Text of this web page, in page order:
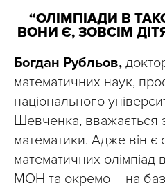
“ОЛІМПІАДИ В
ВОНИ Є, ЗОВСІМ
Богдан Рубльов,
математичних наук,
національного
Шевченка, вважається
математики. Адже він є
математичних олімпіад
МОН та окремо – на